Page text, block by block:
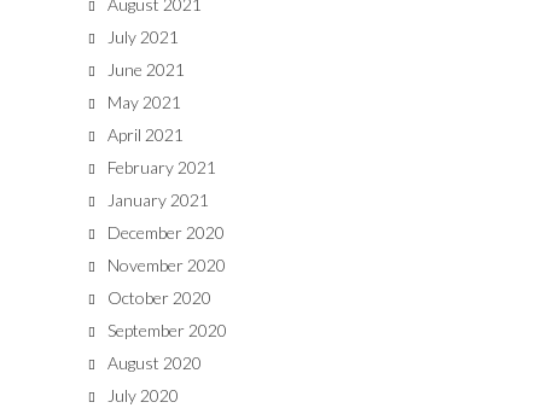
August 2021
July 2021
June 2021
May 2021
April 2021
February 2021
January 2021
December 2020
November 2020
October 2020
September 2020
August 2020
July 2020